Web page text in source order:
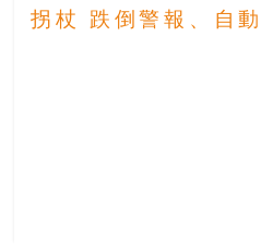
拐杖 跌倒警報、自